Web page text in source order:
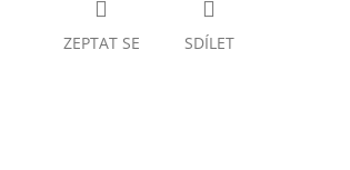
ZEPTAT SE SDÍLET